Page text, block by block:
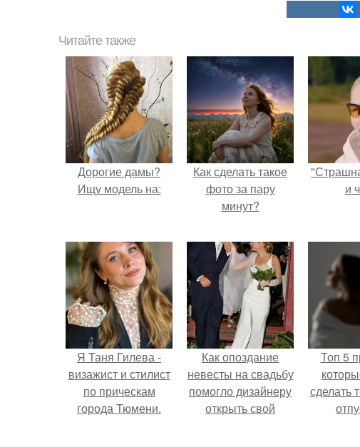
Читайте также
Дорогие дамы?
Ищу модель на:
Как сделать такое
фото за пару
минут?
и
Я Таня Гилева -
визажист и стилист
по прическам
города Тюмени.
Как опоздание
невесты на свадьбу
помогло дизайнеру
открыть свой
Топ 5
сделать